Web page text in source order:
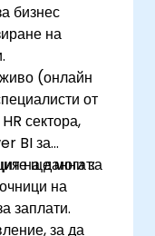
бизнес
на
(онлайн
от
сектора,
BI за
на данни за
ще могат:
на
заплати.
за да